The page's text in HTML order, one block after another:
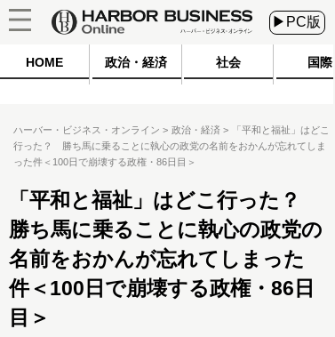
▶PC版
HOME 政治・経済 社会 国際
ハーバー・ビジネス・オンライン 政治・経済
「平和と福祉」はどこ
行った？ 勝ち馬に乗ることに執心の政党の名前をおかんが忘れてしま
った件＜100日で崩壊する政権・86日目＞
「平和と福祉」はどこ行った？
勝ち馬に乗ることに執心の政党の
名前をおかんが忘れてしまった
件＜100日で崩壊する政権・86日
目＞